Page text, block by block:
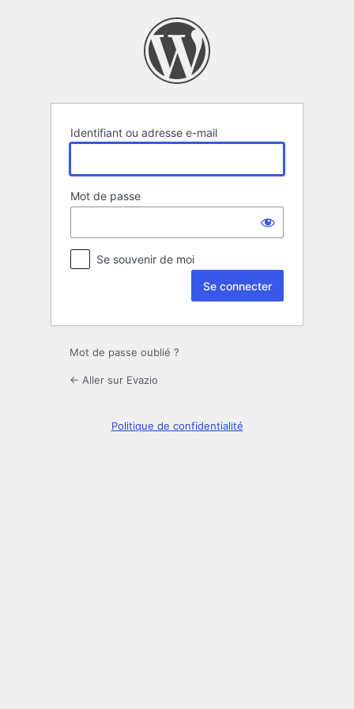
Identifiant ou adresse e-mail
Mot de passe
Se souvenir de moi
Mot de passe oublié ?
← Aller sur Evazio
Politique de confidentialité